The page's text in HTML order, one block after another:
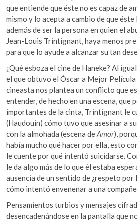
que entiende que éste no es capaz de
mismo y lo acepta a cambio de que
además de ser la persona en quien el
Jean-Louis Trintignant, haya menos
para que lo ayude a alcanzar su tan
¿Qué esboza el cine de Haneke? Al
el que obtuvo el Óscar a Mejor Película
cineasta nos plantea un conflicto que
entender, de hecho en una escena, que
importantes de la cinta, Trintignant le
(Haudouin) cómo tuvo que asesinar a
con la almohada (escena deAmor),
había mucho qué hacer por ella, esto
le cuente por qué intentó suicidarse.
le da algo más de lo que él estaba
ausencia de un sentido de ¿respeto por
cómo intentó envenenar a una
Pensamientos turbios y mensajes
desencadenándose en la pantalla que